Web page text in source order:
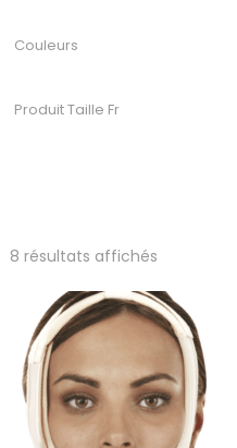
8 résultats affichésTrié
popularité